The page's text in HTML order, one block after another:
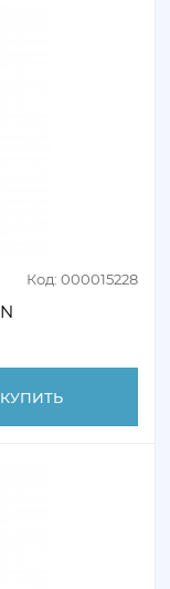
Код: 000015228
КУПИТЬ